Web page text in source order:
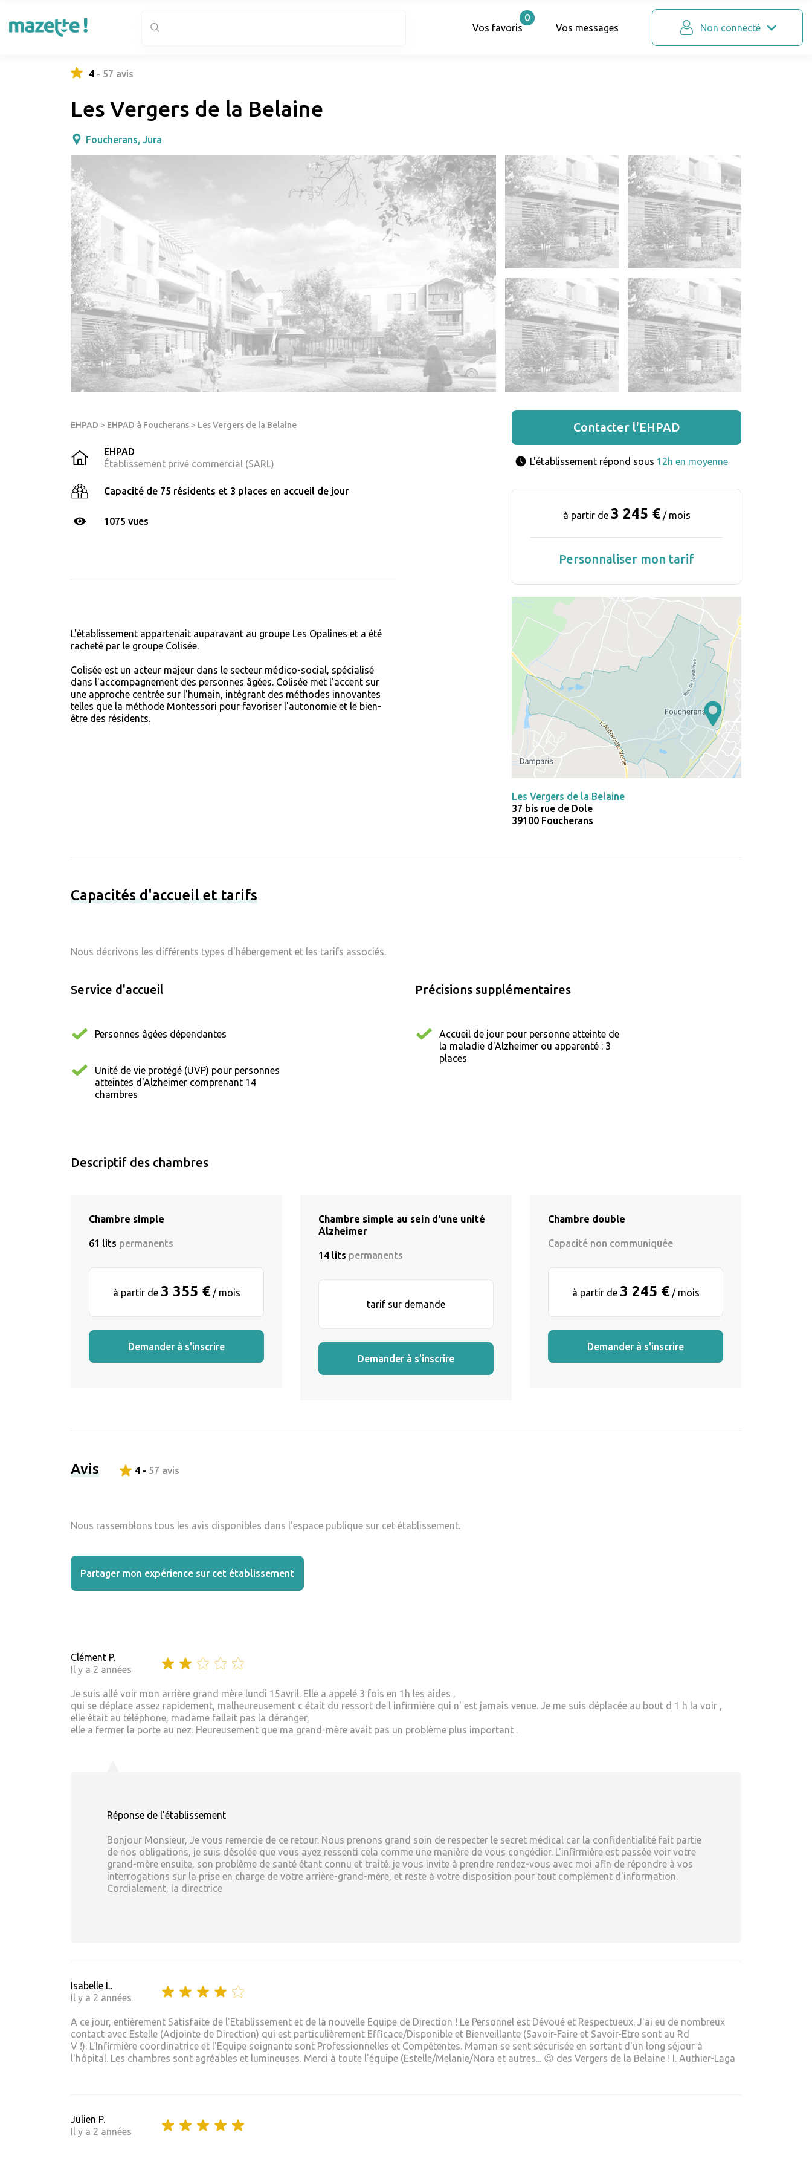
Vos favoris
0
Vos messages
Non connecté
4 - 57 avis
Les Vergers de la Belaine
Foucherans, Jura
EHPAD > EHPAD à Foucherans > Les Vergers de la Belaine
EHPAD
Établissement privé commercial (SARL)
Capacité de 75 résidents et 3 places en accueil de jour
1075 vues
L'établissement appartenait auparavant au groupe Les Opalines et a été
racheté par le groupe Colisée.
Colisée est un acteur majeur dans le secteur médico-social, spécialisé
dans l'accompagnement des personnes âgées. Colisée met l'accent sur
une approche centrée sur l'humain, intégrant des méthodes innovantes
telles que la méthode Montessori pour favoriser l'autonomie et le bien-
être des résidents.
Contacter l'EHPAD
L'établissement répond sous 12h en moyenne
à partir de 3 245 €/ mois
Personnaliser mon tarif
Les Vergers de la Belaine
37 bis rue de Dole
39100 Foucherans
Capacités d'accueil et tarifs
Nous décrivons les différents types d'hébergement et les tarifs associés.
Service d'accueil
Personnes âgées dépendantes
Unité de vie protégé (UVP) pour personnes
atteintes d'Alzheimer comprenant 14
chambres
Précisions supplémentaires
Accueil de jour pour personne atteinte de
la maladie d'Alzheimer ou apparenté : 3
places
Descriptif des chambres
Chambre simple
61 lits permanents
à partir de 3 355 €/ mois
Demander à s'inscrire
Chambre simple au sein d'une unité
Alzheimer
14 lits permanents
tarif sur demande
Demander à s'inscrire
Chambre double
Capacité non communiquée
à partir de 3 245 €/ mois
Demander à s'inscrire
Avis 4 - 57 avis
Nous rassemblons tous les avis disponibles dans l'espace publique sur cet établissement.
Partager mon expérience sur cet établissement
Clément P.
Il y a 2 années
Je suis allé voir mon arrière grand mère lundi 15avril. Elle a appelé 3 fois en 1h les aides ,
qui se déplace assez rapidement, malheureusement c était du ressort de l infirmière qui n' est jamais venue. Je me suis déplacée au bout d 1 h la voir ,
elle était au téléphone, madame fallait pas la déranger,
elle a fermer la porte au nez. Heureusement que ma grand-mère avait pas un problème plus important .
Réponse de l'établissement
Bonjour Monsieur, Je vous remercie de ce retour. Nous prenons grand soin de respecter le secret médical car la confidentialité fait partie
de nos obligations, je suis désolée que vous ayez ressenti cela comme une manière de vous congédier. L'infirmière est passée voir votre
grand-mère ensuite, son problème de santé étant connu et traité. je vous invite à prendre rendez-vous avec moi afin de répondre à vos
interrogations sur la prise en charge de votre arrière-grand-mère, et reste à votre disposition pour tout complément d'information.
Cordialement, la directrice
Isabelle L.
Il y a 2 années
A ce jour, entièrement Satisfaite de l'Etablissement et de la nouvelle Equipe de Direction ! Le Personnel est Dévoué et Respectueux. J'ai eu de nombreux
contact avec Estelle (Adjointe de Direction) qui est particulièrement Efficace/Disponible et Bienveillante (Savoir-Faire et Savoir-Etre sont au Rd
V !). L'Infirmière coordinatrice et l'Equipe soignante sont Professionnelles et Compétentes. Maman se sent sécurisée en sortant d'un long séjour à
l'hôpital. Les chambres sont agréables et lumineuses. Merci à toute l'équipe (Estelle/Melanie/Nora et autres... 😉 des Vergers de la Belaine ! I. Authier-Laga
Julien P.
Il y a 2 années